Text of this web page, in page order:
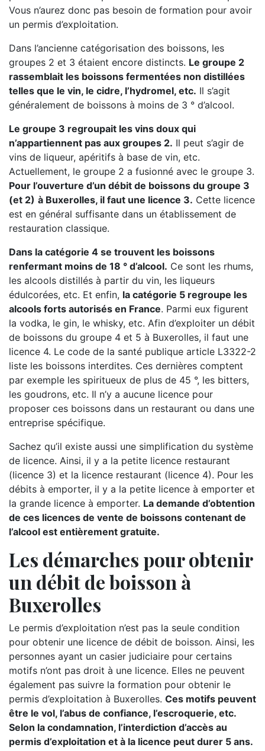
Vous n’aurez donc pas besoin de formation pour avoir
un permis d’exploitation.
Dans l’ancienne catégorisation des boissons, les
groupes 2 et 3 étaient encore distincts. Le groupe 2
rassemblait les boissons fermentées non distillées
telles que le vin, le cidre, l’hydromel, etc. Il s’agit
généralement de boissons à moins de 3 ° d’alcool.
Le groupe 3 regroupait les vins doux qui
n’appartiennent pas aux groupes 2. Il peut s’agir de
vins de liqueur, apéritifs à base de vin, etc.
Actuellement, le groupe 2 a fusionné avec le groupe 3.
Pour l’ouverture d’un débit de boissons du groupe 3
(et 2) à Buxerolles, il faut une licence 3. Cette licence
est en général suffisante dans un établissement de
restauration classique.
Dans la catégorie 4 se trouvent les boissons
renfermant moins de 18 ° d’alcool. Ce sont les rhums,
les alcools distillés à partir du vin, les liqueurs
édulcorées, etc. Et enfin, la catégorie 5 regroupe les
alcools forts autorisés en France. Parmi eux figurent
la vodka, le gin, le whisky, etc. Afin d’exploiter un débit
de boissons du groupe 4 et 5 à Buxerolles, il faut une
licence 4. Le code de la santé publique article L3322-2
liste les boissons interdites. Ces dernières comptent
par exemple les spiritueux de plus de 45 °, les bitters,
les goudrons, etc. Il n’y a aucune licence pour
proposer ces boissons dans un restaurant ou dans une
entreprise spécifique.
Sachez qu’il existe aussi une simplification du système
de licence. Ainsi, il y a la petite licence restaurant
(licence 3) et la licence restaurant (licence 4). Pour les
débits à emporter, il y a la petite licence à emporter et
la grande licence à emporter. La demande d’obtention
de ces licences de vente de boissons contenant de
l’alcool est entièrement gratuite.
Les démarches pour obtenir
un débit de boisson à
Buxerolles
Le permis d’exploitation n’est pas la seule condition
pour obtenir une licence de débit de boisson. Ainsi, les
personnes ayant un casier judiciaire pour certains
motifs n’ont pas droit à une licence. Elles ne peuvent
également pas suivre la formation pour obtenir le
permis d’exploitation à Buxerolles. Ces motifs peuvent
être le vol, l’abus de confiance, l’escroquerie, etc.
Selon la condamnation, l’interdiction d’accès au
permis d’exploitation et à la licence peut durer 5 ans.